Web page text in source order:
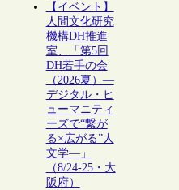
【イベント】
人間文化研究
機構DH推進
室、「第5回
DH若手の会
（2026夏）―
デジタル・ヒ
ューマニティ
ーズで“繋が
る×広がる”人
文学―」
（8/24-25・大
阪府）